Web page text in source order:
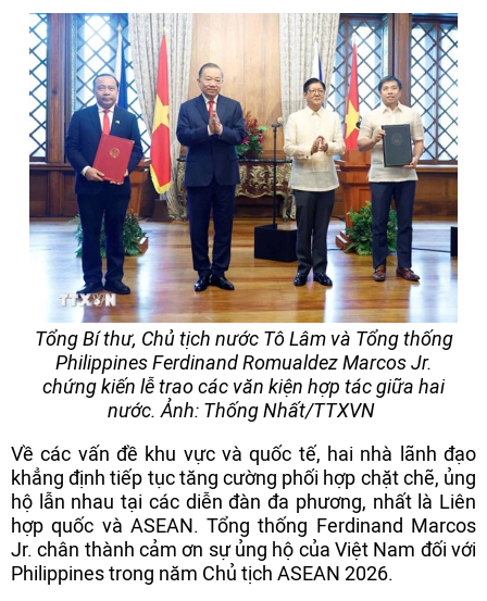
Tổng Bí thư, Chủ tịch nước Tô Lâm và Tổng thống
Philippines Ferdinand Romualdez Marcos Jr.
chứng kiến lễ trao các văn kiện hợp tác giữa hai
nước. Ảnh: Thống Nhất/TTXVN
Về các vấn đề khu vực và quốc tế, hai nhà lãnh đạo
khẳng định tiếp tục tăng cường phối hợp chặt chẽ, ủng
hộ lẫn nhau tại các diễn đàn đa phương, nhất là Liên
hợp quốc và ASEAN. Tổng thống Ferdinand Marcos
Jr. chân thành cảm ơn sự ủng hộ của Việt Nam đối với
Philippines trong năm Chủ tịch ASEAN 2026.